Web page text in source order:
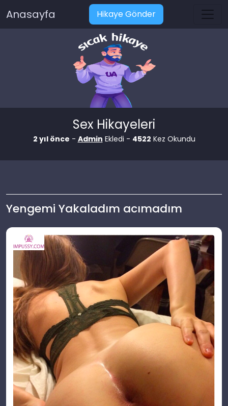
Anasayfa Hikaye Gönder
Sex Hikayeleri
2 yıl önce - Admin Ekledi - 4522 Kez Okundu
Yengemi Yakaladım acımadım